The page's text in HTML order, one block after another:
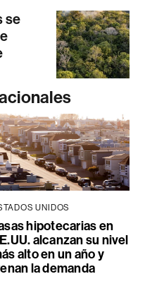
se
UNIDOS
hipotecarias en
alcanzan su nivel
alto en un año y
la demanda